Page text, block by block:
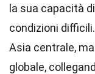
la sua capacità
condizioni
Asia centrale,
globale,